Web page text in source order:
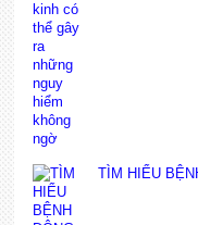
TÌM HIỂU